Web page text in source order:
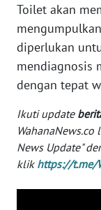
Toilet akan
diperlukan
mendiagnosis
dengan tepat
Ikuti update
WahanaNews.co
News Update"
klik https://t.me/
JABAR
WN
BANTEN
WN
NTT
KEPRI